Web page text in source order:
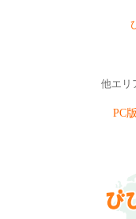
他エリ
PC版